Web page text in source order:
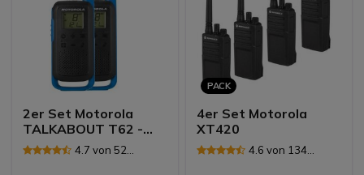
2er Set Motorola
TALKABOUT T62 -
blau
4.7 von 52
PACK
4er Set Motorola
XT420
4.6 von 134